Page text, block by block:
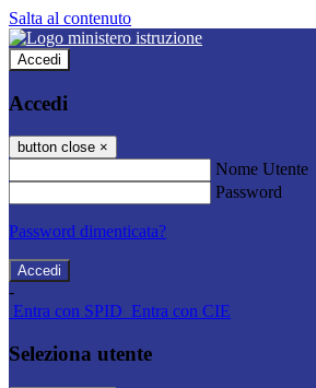
Salta al contenuto
Accedi
Accedi
button close ×
Nome Utente
Password
Password dimenticata?
-
Entra con SPID Entra con CIE
Seleziona utente